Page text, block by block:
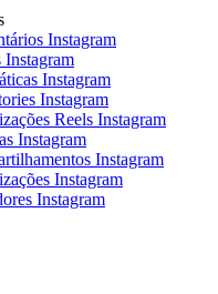
Instagram
Instagram
Instagram
Instagram
Reels Instagram
Instagram
Instagram
Instagram
Instagram